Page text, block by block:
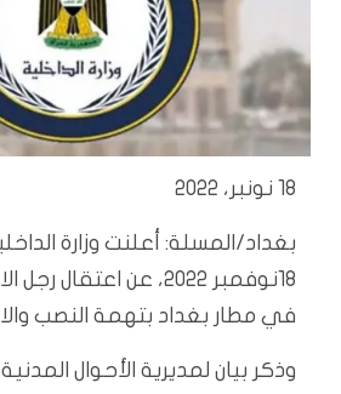
18 نونبر، 2022
بغداد/المسلة: أعلنت وزارة
18نوفمبر 2022، عن
في مطار بغداد بتهمة النصب
وذكر بيان لمديرية الأحوال